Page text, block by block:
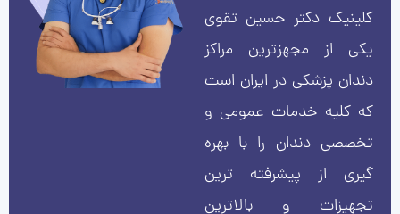
کلینیک دکتر حسین تقوی
یکی از مجهزترین مراکز
دندان پزشکی در ایران است
که کلیه خدمات عمومی و
تخصصی دندان را با بهره
گیری از پیشرفته ترین
تجهیزات و بالاترین